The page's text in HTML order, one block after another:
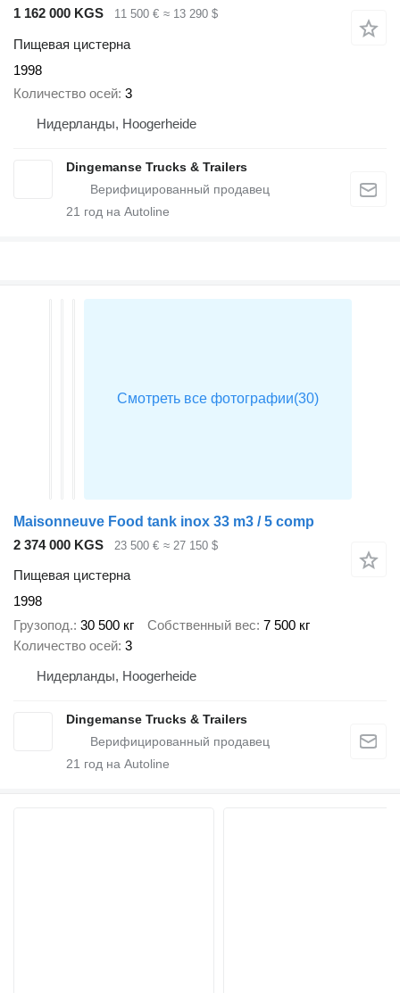
1 162 000 KGS
11 500 € ≈ 13 290 $
Пищевая цистерна
1998
Количество осей 3
Нидерланды, Hoogerheide
Dingemanse Trucks & Trailers
21 год на Autoline
Maisonneuve Food tank inox 33 m3 / 5 comp
2 374 000 KGS
23 500 € ≈ 27 150 $
Пищевая цистерна
1998
Грузопод. 30 500 кг Собственный вес 7 500 кг
Количество осей 3
Нидерланды, Hoogerheide
Dingemanse Trucks & Trailers
21 год на Autoline